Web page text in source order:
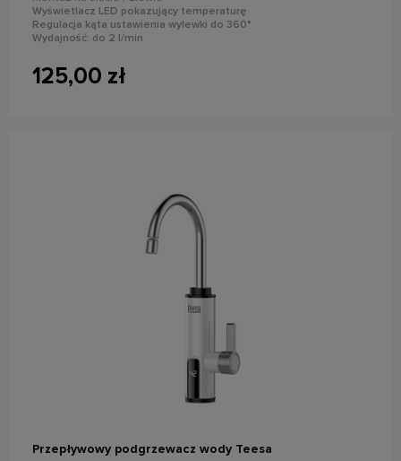
Wyświetlacz LED pokazujący temperaturę
Regulacja kąta ustawienia wylewki do 360°
Wydajność: do 2 l/min
Stopień ochrony: IPX4
125,00 zł
Przepływowy podgrzewacz wody Teesa
powiadom o dostępności